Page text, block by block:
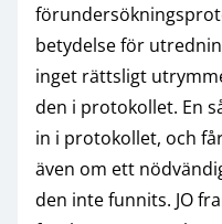
betydelse för
inget rättsligt
den i protokollet. En
in i protokollet, och
även om ett
den inte funnits. JO